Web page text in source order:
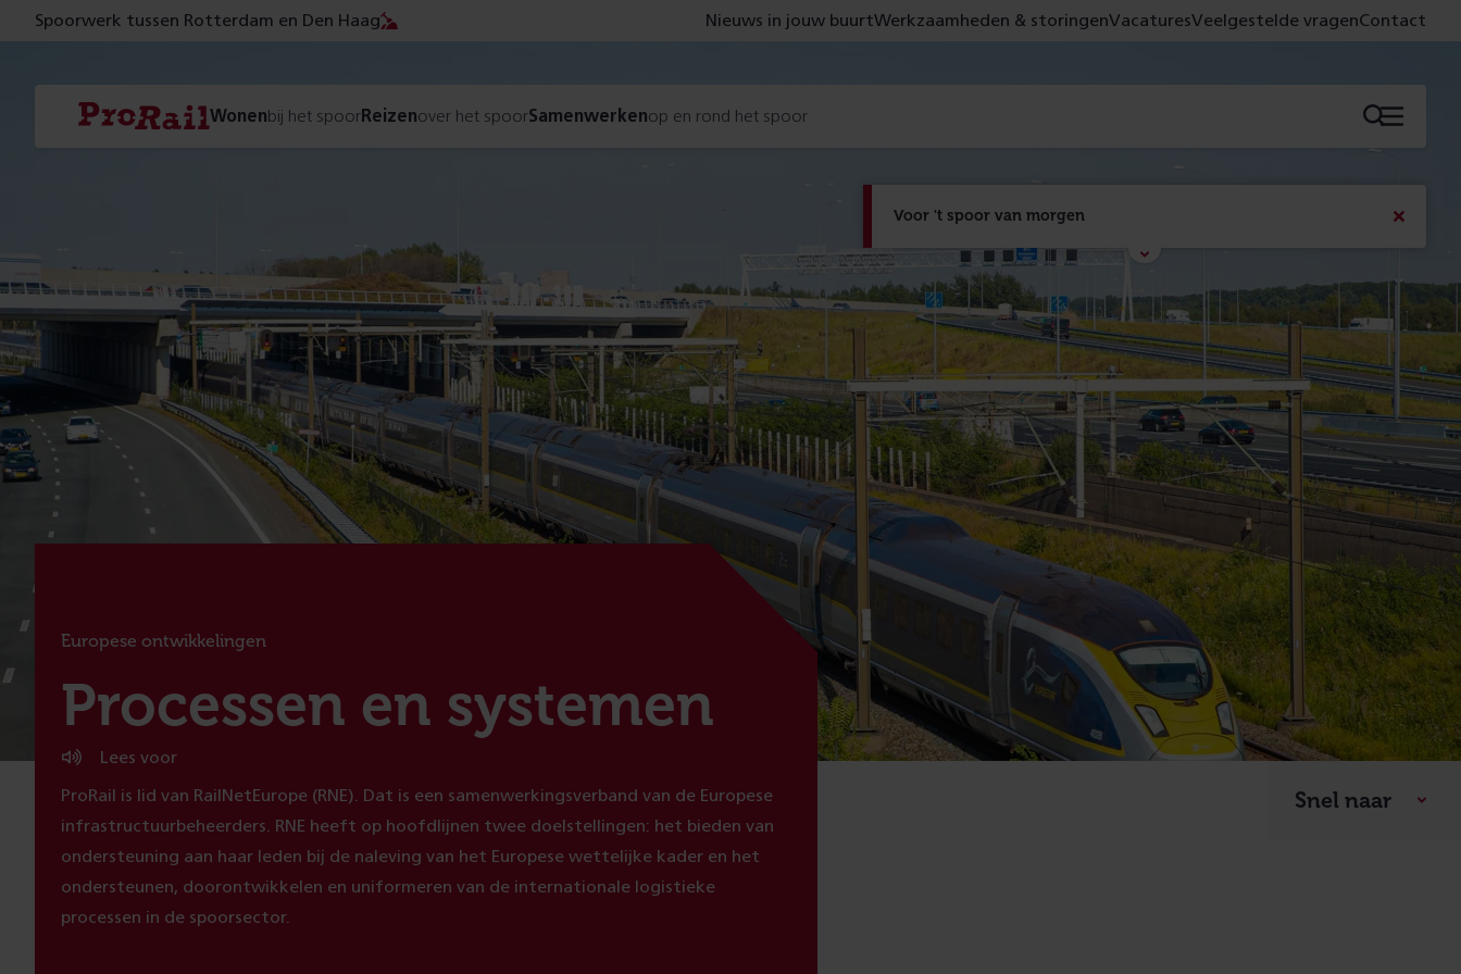
Voor 't spoor van morgen
Met de campagne 'Voor 't spoor naar morgen' laten
we zien wat er vandaag gebeurt en wat dat -
figuurlijk gezien - morgen oplevert.
Lees meer
Spoorwerk tussen Rotterdam en Den Haag Nieuws in jouw buurtWerkzaamheden & storingenVacaturesVeelgestelde vragenContact
Navigatie
Homepage Wonenbij het spoorReizenover het spoorSamenwerkenop en rond het spoor Menu
Europese ontwikkelingen
:
Processen en systemen
Lees voor
ProRail is lid van RailNetEurope (RNE). Dat is een samenwerkingsverband van de Europese
infrastructuurbeheerders. RNE heeft op hoofdlijnen twee doelstellingen: het bieden van
ondersteuning aan haar leden bij de naleving van het Europese wettelijke kader en het
ondersteunen, doorontwikkelen en uniformeren van de internationale logistieke
processen in de spoorsector.
Snel naar